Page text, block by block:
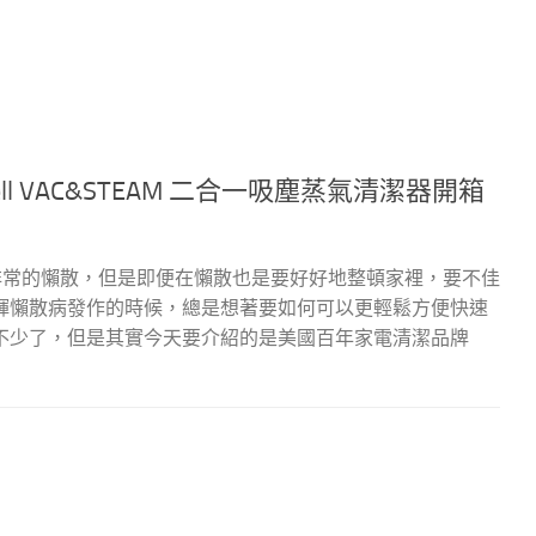
VAC&STEAM 二合一吸塵蒸氣清潔器開箱
的懶散，但是即便在懶散也是要好好地整頓家裡，要不佳
散病發作的時候，總是想著要如何可以更輕鬆方便快速
了，但是其實今天要介紹的是美國百年家電清潔品牌